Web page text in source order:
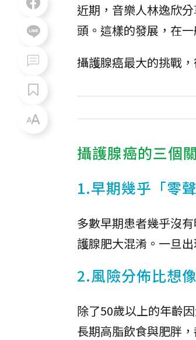
近期，音樂人林逸欣
頭。這樣的發展，在
攝護腺癌最大的挑戰
攝護腺癌的三個
1.早期幾乎「零聲
多數早期患者幾乎沒
護腺肥大混淆。一旦
2.風險分佈比想
除了50歲以上的年齡
長期高脂飲食與肥胖